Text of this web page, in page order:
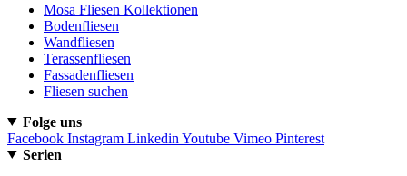
Mosa Fliesen Kollektionen
Bodenfliesen
Wandfliesen
Terassenfliesen
Fassadenfliesen
Fliesen suchen
Folge uns
Facebook Instagram Linkedin Youtube Vimeo Pinterest
Serien